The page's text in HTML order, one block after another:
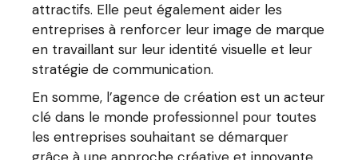
attractifs. Elle peut également aider les
entreprises à renforcer leur image de marque
en travaillant sur leur identité visuelle et leur
stratégie de communication.
En somme, l’agence de création est un acteur
clé dans le monde professionnel pour toutes
les entreprises souhaitant se démarquer